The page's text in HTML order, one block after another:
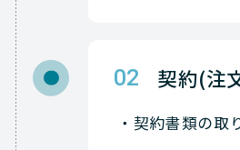
02 契約(注
契約書類の取